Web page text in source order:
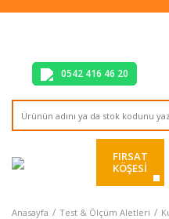
Tüm
0542 416 46 20
FIRSAT
KÖŞESİ
Anasayfa Test & Ölçüm Aletleri